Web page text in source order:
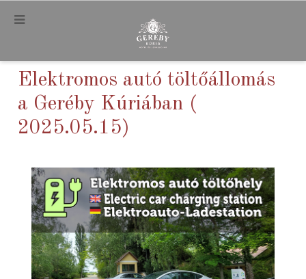
.
Elektromos autó töltőállomás
a Geréby Kúriában (
2025.05.15)